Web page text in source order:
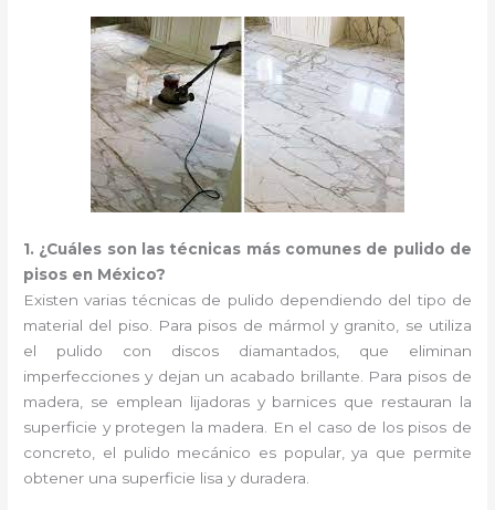
1. ¿Cuáles son las técnicas más comunes de pulido de
pisos en México?
Existen varias técnicas de pulido dependiendo del tipo de
material del piso. Para pisos de mármol y granito, se utiliza
el pulido con discos diamantados, que eliminan
imperfecciones y dejan un acabado brillante. Para pisos de
madera, se emplean lijadoras y barnices que restauran la
superficie y protegen la madera. En el caso de los pisos de
concreto, el pulido mecánico es popular, ya que permite
obtener una superficie lisa y duradera.